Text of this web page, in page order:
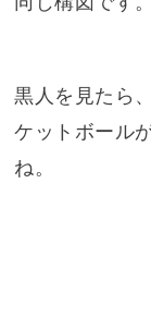
黒人を見たら
ケットボール
ね。